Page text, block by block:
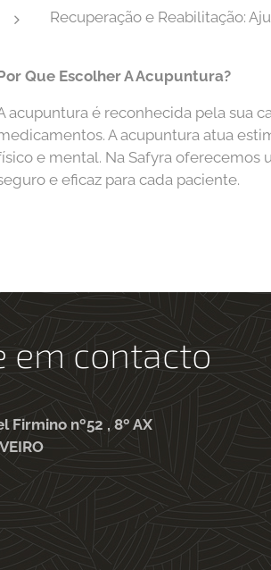
Recuperação e Reabilitação:
Que Escolher A Acupuntura?
acupuntura é reconhecida pela sua
A acupuntura atua
e mental. Na Safyra
e eficaz para cada paciente.
em contacto
Firmino nº52 , 8º AX